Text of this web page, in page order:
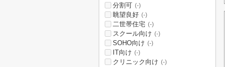
分割可 (-)
眺望良好 (-)
二世帯住宅 (-)
スクール向け (-)
SOHO向け (-)
IT向け (-)
クリニック向け (-)